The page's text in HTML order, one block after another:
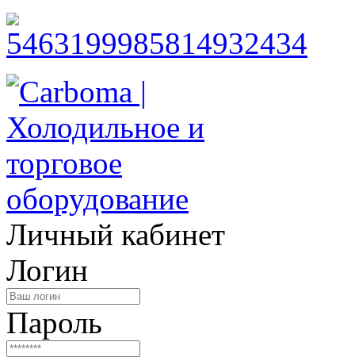
Личный кабинет
Логин
Пароль